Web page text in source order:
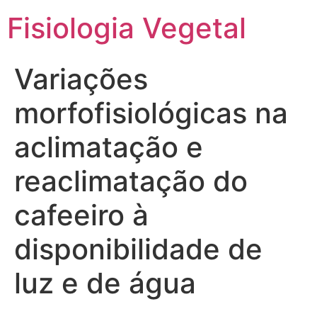
Fisiologia Vegetal
Variações
morfofisiológicas na
aclimatação e
reaclimatação do
cafeeiro à
disponibilidade de
luz e de água